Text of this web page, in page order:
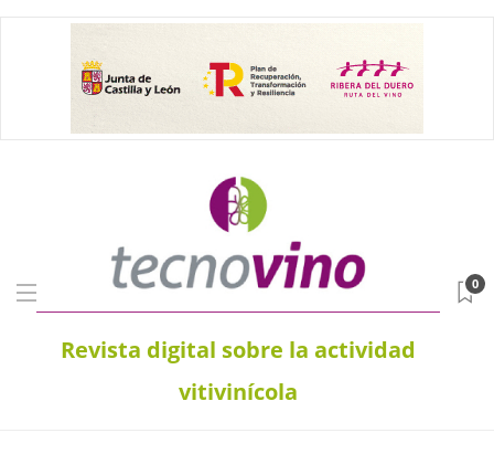
Revista digital sobre la actividad
vitivinícola
0